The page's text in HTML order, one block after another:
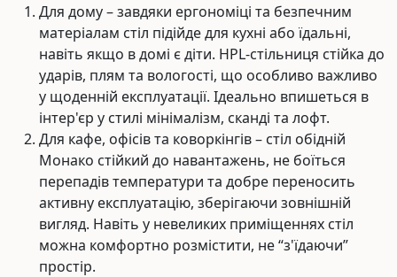
Для дому – завдяки ергономіці та безпечним
матеріалам стіл підійде для кухні або їдальні,
навіть якщо в домі є діти. HPL-стільниця стійка до
ударів, плям та вологості, що особливо важливо
у щоденній експлуатації. Ідеально впишеться в
інтер'єр у стилі мінімалізм, сканді та лофт.
Для кафе, офісів та коворкінгів – стіл обідній
Монако стійкий до навантажень, не боїться
перепадів температури та добре переносить
активну експлуатацію, зберігаючи зовнішній
вигляд. Навіть у невеликих приміщеннях стіл
можна комфортно розмістити, не “з'їдаючи”
простір.